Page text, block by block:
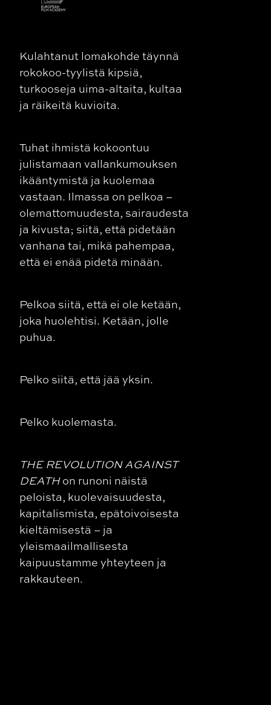
Kulahtanut lomakohde täynnä
rokokoo-tyylistä kipsiä,
turkooseja uima-altaita, kultaa
ja räikeitä kuvioita.
Tuhat ihmistä kokoontuu
julistamaan vallankumouksen
ikääntymistä ja kuolemaa
vastaan. Ilmassa on pelkoa –
olemattomuudesta, sairaudesta
ja kivusta; siitä, että pidetään
vanhana tai, mikä pahempaa,
että ei enää pidetä minään.
Pelkoa siitä, että ei ole ketään,
joka huolehtisi. Ketään, jolle
puhua.
Pelko siitä, että jää yksin.
Pelko kuolemasta.
THE REVOLUTION AGAINST
DEATHon runoni näistä
peloista, kuolevaisuudesta,
kapitalismista, epätoivoisesta
kieltämisestä – ja
yleismaailmallisesta
kaipuustamme yhteyteen ja
rakkauteen.